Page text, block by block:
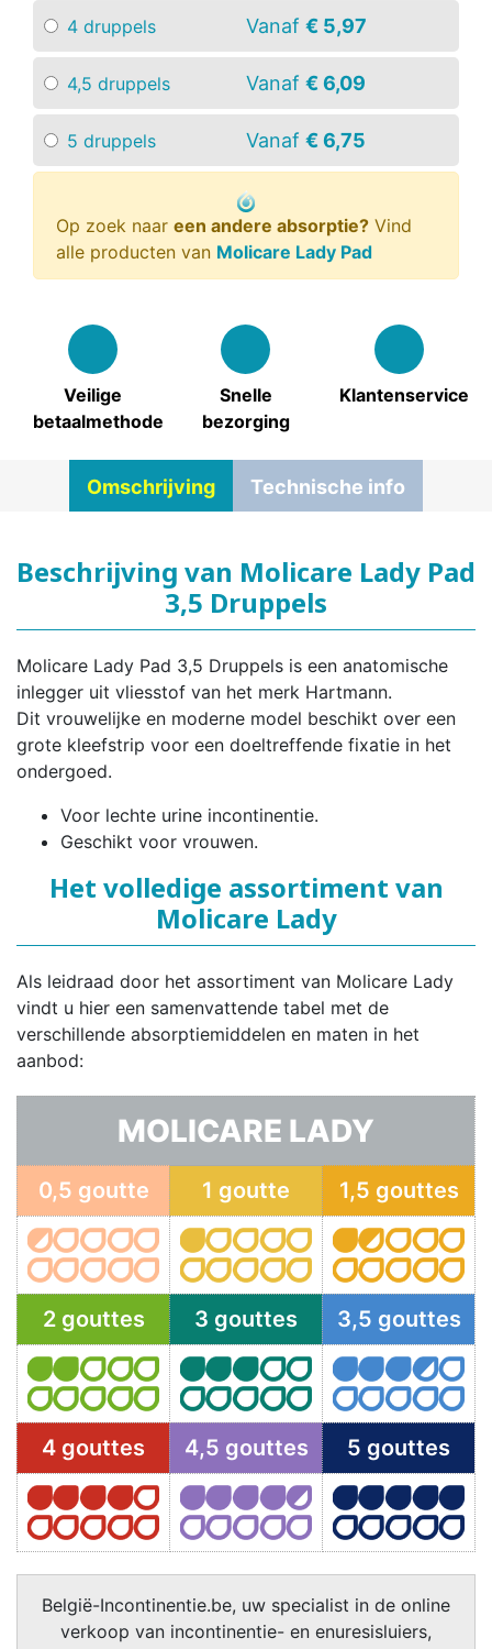
4 druppels Vanaf € 5,97
4,5 druppels Vanaf € 6,09
5 druppels Vanaf € 6,75
Op zoek naar een andere absorptie? Vind
alle producten van Molicare Lady Pad
Veilige
betaalmethode
Snelle
bezorging
Klantenservice
Omschrijving Technische info
Beschrijving van Molicare Lady Pad
3,5 Druppels
Molicare Lady Pad 3,5 Druppels is een anatomische
inlegger uit vliesstof van het merk Hartmann.
Dit vrouwelijke en moderne model beschikt over een
grote kleefstrip voor een doeltreffende fixatie in het
ondergoed.
Voor lechte urine incontinentie.
Geschikt voor vrouwen.
Het volledige assortiment van
Molicare Lady
Als leidraad door het assortiment van Molicare Lady
vindt u hier een samenvattende tabel met de
verschillende absorptiemiddelen en maten in het
aanbod:
MOLICARE LADY
0,5 goutte 1 goutte 1,5 gouttes
2 gouttes 3 gouttes 3,5 gouttes
4 gouttes 4,5 gouttes 5 gouttes
België-Incontinentie.be, uw specialist in de online
verkoop van incontinentie- en enuresisluiers,